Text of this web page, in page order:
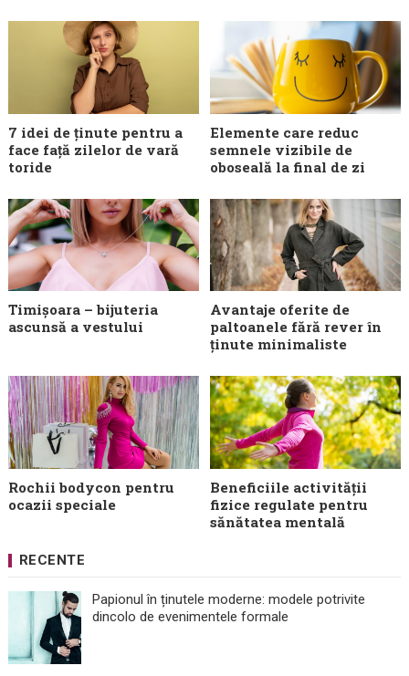
7 idei de ținute pentru a
face față zilelor de vară
toride
Elemente care reduc
semnele vizibile de
oboseală la final de zi
Timișoara – bijuteria
ascunsă a vestului
Avantaje oferite de
paltoanele fără rever în
ținute minimaliste
Rochii bodycon pentru
ocazii speciale
Beneficiile activității
fizice regulate pentru
sănătatea mentală
RECENTE
Papionul în ținutele moderne: modele potrivite
dincolo de evenimentele formale